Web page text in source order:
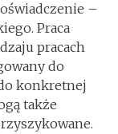
–
Praca
pracach
do
konkretnej
także